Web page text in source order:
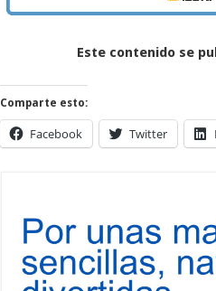
Este contenido se
Comparte esto:
Facebook Twitter